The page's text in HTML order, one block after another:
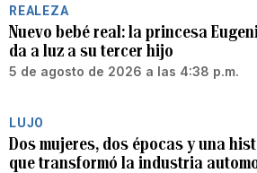
REALEZA
Nuevo bebé real: la princesa
da a luz a su tercer hijo
5 de agosto de 2026 a las 4:38 p.m.
LUJO
Dos mujeres, dos épocas y una
que transformó la industria